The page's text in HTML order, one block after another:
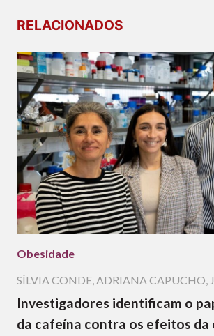
RELACIONADOS
Obesidade
SÍLVIA CONDE,ADRIANA CAPUCHO,
Investigadores identificam o
da cafeína contra os efeitos da